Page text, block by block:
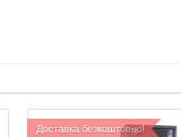
Доставка безкоштовно!